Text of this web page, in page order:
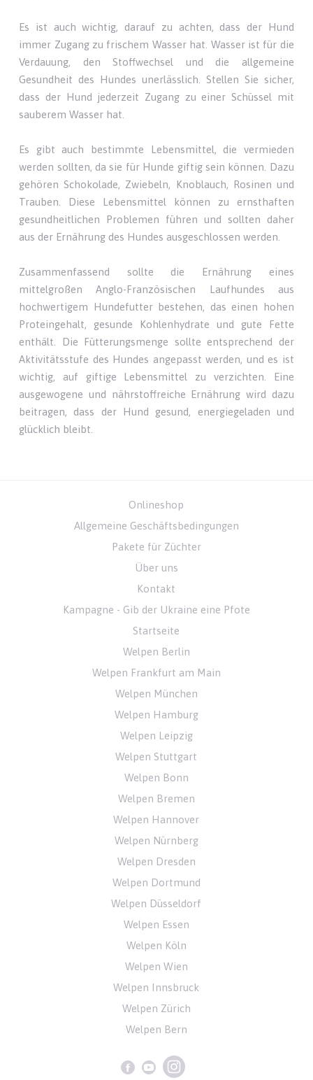
Es ist auch wichtig, darauf zu achten, dass der Hund
immer Zugang zu frischem Wasser hat. Wasser ist für die
Verdauung, den Stoffwechsel und die allgemeine
Gesundheit des Hundes unerlässlich. Stellen Sie sicher,
dass der Hund jederzeit Zugang zu einer Schüssel mit
sauberem Wasser hat.
Es gibt auch bestimmte Lebensmittel, die vermieden
werden sollten, da sie für Hunde giftig sein können. Dazu
gehören Schokolade, Zwiebeln, Knoblauch, Rosinen und
Trauben. Diese Lebensmittel können zu ernsthaften
gesundheitlichen Problemen führen und sollten daher
aus der Ernährung des Hundes ausgeschlossen werden.
Zusammenfassend sollte die Ernährung eines
mittelgroßen Anglo-Französischen Laufhundes aus
hochwertigem Hundefutter bestehen, das einen hohen
Proteingehalt, gesunde Kohlenhydrate und gute Fette
enthält. Die Fütterungsmenge sollte entsprechend der
Aktivitätsstufe des Hundes angepasst werden, und es ist
wichtig, auf giftige Lebensmittel zu verzichten. Eine
ausgewogene und nährstoffreiche Ernährung wird dazu
beitragen, dass der Hund gesund, energiegeladen und
glücklich bleibt.
Onlineshop
Allgemeine Geschäftsbedingungen
Pakete für Züchter
Über uns
Kontakt
Kampagne - Gib der Ukraine eine Pfote
Startseite
Welpen Berlin
Welpen Frankfurt am Main
Welpen München
Welpen Hamburg
Welpen Leipzig
Welpen Stuttgart
Welpen Bonn
Welpen Bremen
Welpen Hannover
Welpen Nürnberg
Welpen Dresden
Welpen Dortmund
Welpen Düsseldorf
Welpen Essen
Welpen Köln
Welpen Wien
Welpen Innsbruck
Welpen Zürich
Welpen Bern